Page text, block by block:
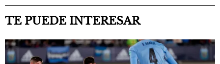
TE PUEDE INTERESAR